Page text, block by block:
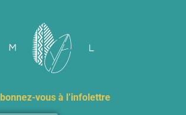
vous à l’infolettre